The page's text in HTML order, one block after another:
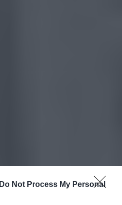
Do Not Process My Personal